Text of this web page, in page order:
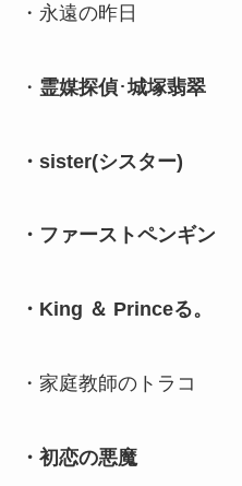
・永遠の昨日
・ 霊媒探偵･城塚翡翠
・sister(シスター)
・ファーストペンギン
・King ＆ Princeる。
・家庭教師のトラコ
・初恋の悪魔